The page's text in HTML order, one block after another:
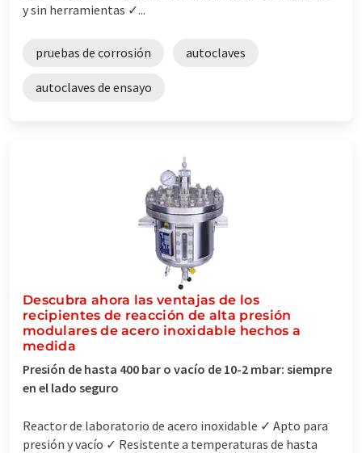
y sin herramientas ✓...
pruebas de corrosión autoclaves
autoclaves de ensayo
Descubra ahora las ventajas de los
recipientes de reacción de alta presión
modulares de acero inoxidable hechos a
medida
Presión de hasta 400 bar o vacío de 10-2 mbar: siempre
en el lado seguro
Reactor de laboratorio de acero inoxidable ✓ Apto para
presión y vacío ✓ Resistente a temperaturas de hasta